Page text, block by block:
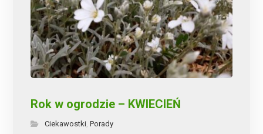
Rok w ogrodzie – KWIECIEŃ
Ciekawostki ,Porady